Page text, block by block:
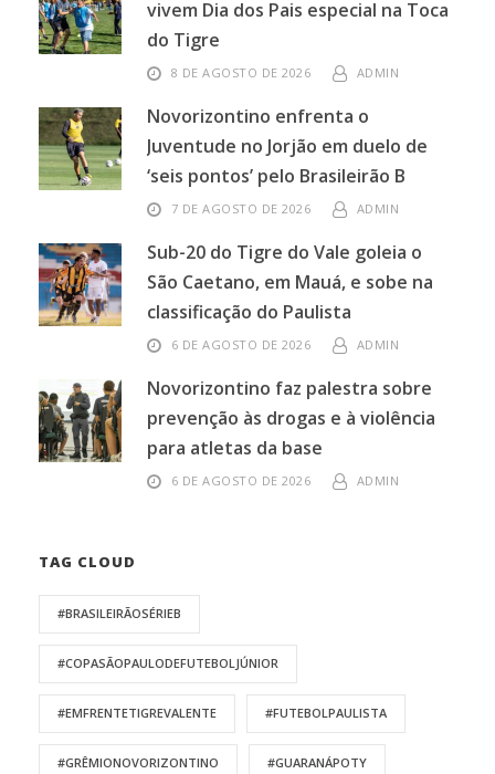
vivem Dia dos Pais especial na Toca
do Tigre
8 DE AGOSTO DE 2026 ADMIN
Novorizontino enfrenta o
Juventude no Jorjão em duelo de
‘seis pontos’ pelo Brasileirão B
7 DE AGOSTO DE 2026 ADMIN
Sub-20 do Tigre do Vale goleia o
São Caetano, em Mauá, e sobe na
classificação do Paulista
6 DE AGOSTO DE 2026 ADMIN
Novorizontino faz palestra sobre
prevenção às drogas e à violência
para atletas da base
6 DE AGOSTO DE 2026 ADMIN
TAG CLOUD
#BRASILEIRÃOSÉRIEB
#COPASÃOPAULODEFUTEBOLJÚNIOR
#EMFRENTETIGREVALENTE #FUTEBOLPAULISTA
#GRÊMIONOVORIZONTINO #GUARANÁPOTY